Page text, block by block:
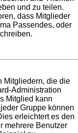
und zu teilen.
dass Mitglieder
Passendes, oder
Mitgliedern, die die
Administration
Mitglied kann
Gruppe können
erleichtert es den
mehrere Benutzer